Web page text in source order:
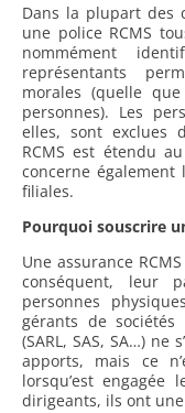
Dans la plupart des
une police RCMS
nommément
représentants
morales (quelle
personnes). Les
elles, sont exclues
RCMS est étendu
concerne
filiales.
Pourquoi souscrire
Une assurance
conséquent, leur
personnes
gérants de
(SARL, SAS, SA…)
apports, mais ce
lorsqu’est
dirigeants, ils ont